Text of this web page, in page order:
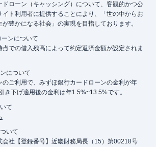
ローン（キャッシング）について、客観的かつ公
ト利用者に提供することにより、「世の中からお
豊かになる社会」の実現を目指しております。
ンについて
での借入残高によって約定返済金額が設定されま
について
ご利用で、みずほ銀行カードローンの金利が年
き下げ適用後の金利は年1.5%~13.5%です。
て
いて
社【登録番号】近畿財務局長（15）第00218号